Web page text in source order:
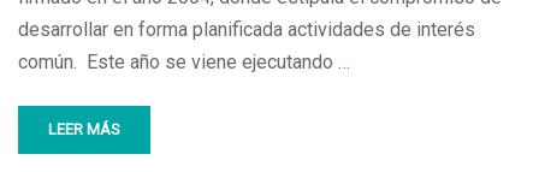
desarrollar en forma planificada actividades de interés
común. Este año se viene ejecutando …
LEER MÁS